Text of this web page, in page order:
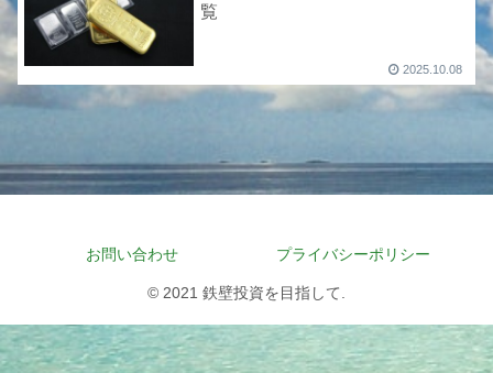
覧
2025.10.08
お問い合わせ プライバシーポリシー
© 2021 鉄壁投資を目指して.